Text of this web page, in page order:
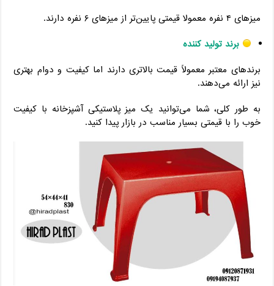
میزهای ۴ نفره معمولا قیمتی پایین‌تر از میزهای ۶ نفره دارند.
برند تولید کننده
برندهای معتبر معمولاً قیمت بالاتری دارند اما کیفیت و دوام بهتری
نیز ارائه می‌دهند.
به طور کلی، شما می‌توانید یک میز پلاستیکی آشپزخانه با کیفیت
خوب را با قیمتی بسیار مناسب در بازار پیدا کنید.